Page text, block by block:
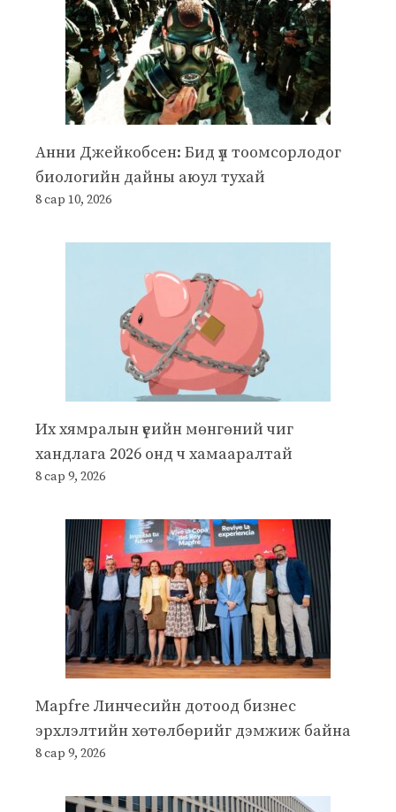
Анни Джейкобсен: Бид үл тоомсорлодог
биологийн дайны аюул тухай
8 сар 10, 2026
Их хямралын үеийн мөнгөний чиг
хандлага 2026 онд ч хамааралтай
8 сар 9, 2026
Mapfre Линчесийн дотоод бизнес
эрхлэлтийн хөтөлбөрийг дэмжиж байна
8 сар 9, 2026